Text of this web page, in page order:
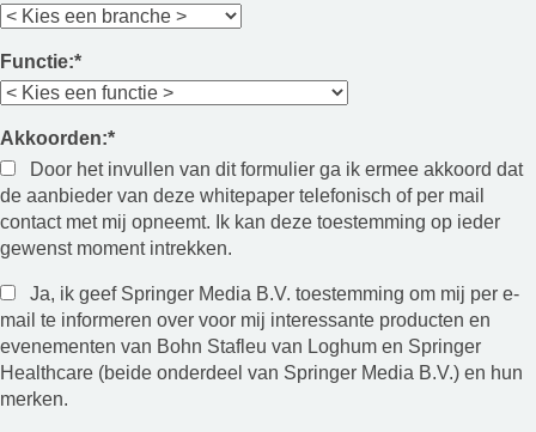
Functie:*
Akkoorden:*
Door het invullen van dit formulier ga ik ermee akkoord dat
de aanbieder van deze whitepaper telefonisch of per mail
contact met mij opneemt. Ik kan deze toestemming op ieder
gewenst moment intrekken.
Ja, ik geef Springer Media B.V. toestemming om mij per e-
mail te informeren over voor mij interessante producten en
evenementen van Bohn Stafleu van Loghum en Springer
Healthcare (beide onderdeel van Springer Media B.V.) en hun
merken.